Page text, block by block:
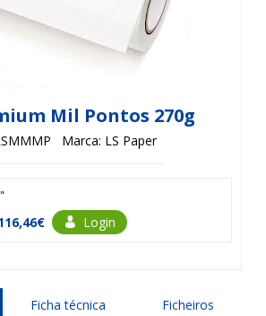
Mil Pontos 270g
Marca: LS Paper
Login
Ficha técnica Ficheiros